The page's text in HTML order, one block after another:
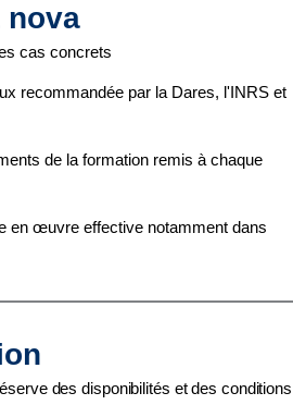
nova
cas concrets
recommandée par la Dares, l'INRS et
de la formation remis à chaque
en œuvre effective notamment dans
des disponibilités et des conditions